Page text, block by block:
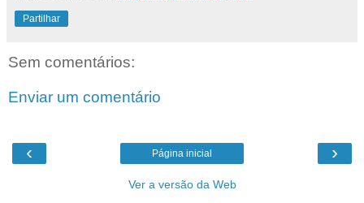
Partilhar
Sem comentários:
Enviar um comentário
‹ ›
Página inicial
Ver a versão da Web